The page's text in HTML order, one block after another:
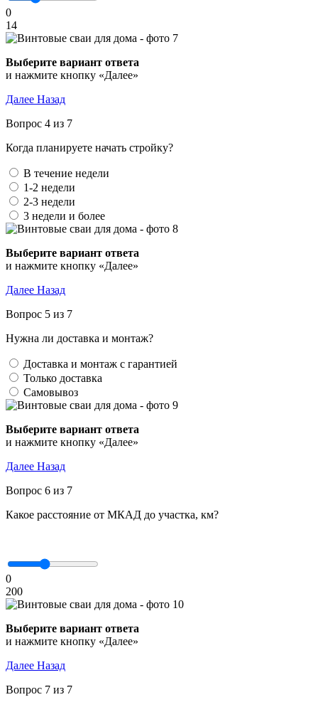
0
14
Выберите вариант ответа
и нажмите кнопку «Далее»
Далее Назад
Вопрос 4 из 7
Когда планируете начать стройку?
В течение недели
1-2 недели
2-3 недели
3 недели и более
Выберите вариант ответа
и нажмите кнопку «Далее»
Далее Назад
Вопрос 5 из 7
Нужна ли доставка и монтаж?
Доставка и монтаж с гарантией
Только доставка
Самовывоз
Выберите вариант ответа
и нажмите кнопку «Далее»
Далее Назад
Вопрос 6 из 7
Какое расстояние от МКАД до участка, км?
0
200
Выберите вариант ответа
и нажмите кнопку «Далее»
Далее Назад
Вопрос 7 из 7